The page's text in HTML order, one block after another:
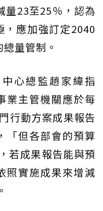
量23至25％，認為
，應加強訂定2040
量管制。
心總監趙家緯指
業主管機關應於每
行動方案成果報告
「但各部會的預算
若成果報告能與預
照實施成果來增減